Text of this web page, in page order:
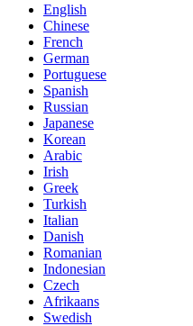
English
Chinese
French
German
Portuguese
Spanish
Russian
Japanese
Korean
Arabic
Irish
Greek
Turkish
Italian
Danish
Romanian
Indonesian
Czech
Afrikaans
Swedish